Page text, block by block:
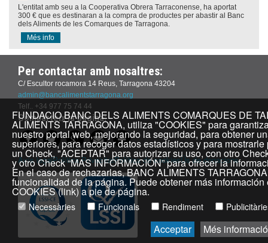
L'entitat amb seu a la Cooperativa Obrera Tarraconense, ha aportat
300 € que es destinaran a la compra de productes per abastir al Banc
dels Aliments de les Comarques de Tarragona.
Més info
Per contactar amb nosaltres:
C/ Escultor rocamora 14 Reus, Tarragona 43204
admin@bancalimentstarragona.org
Telf.. +34 977 75 74 44
Comparteix la pàgina:
Avís legalPolítica PrivacitatPolítica de cookiesÚs de donacions
FUNDACIO BANC DELS ALIMENTS COMARQUES DE
ALIMENTS TARRAGONA, utiliza "COOKIES" para
nuestro portal web, mejorando la seguridad, para obtener
superiores, para recoger datos estadísticos y para
un Check, "ACEPTAR" para autorizar su uso, con otro
y otro Check “MAS INFORMACIÓN” para ofrecer la
En el caso de rechazarlas, BANC ALIMENTS
funcionalidad de la página. Puede obtener más
COOKIES (link) a pie de página.
Necessàries Funcionals Rendiment
Acceptar Més informació